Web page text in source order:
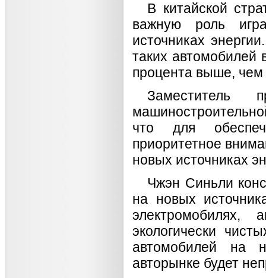
В китайской
важную роль
источниках
таких автомобилей
процента выше, чем
Заместитель
что для
приоритетное
новых источниках
Чжэн Синьли
на новых
электромобилях,
экологически
автомобилей на
авторынке будет